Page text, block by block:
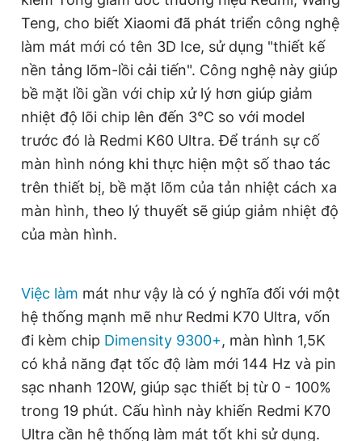
Giấy phép xuất bản số 110/GP - BTTTT cấp ngày 24.3.2020
© 2003-2026 Bản quyền thuộc về Báo Thanh Niên. Cấm sao
chép dưới mọi hình thức nếu không có sự chấp thuận bằng văn
bản. Phát triển bởi ePi Technologies, JSC.
Teng, cho biết Xiaomi đã phát triển công nghệ
làm mát mới có tên 3D Ice, sử dụng "thiết kế
nền tảng lõm-lồi cải tiến". Công nghệ này giúp
bề mặt lồi gần với chip xử lý hơn giúp giảm
nhiệt độ lõi chip lên đến 3°C so với model
trước đó là Redmi K60 Ultra. Để tránh sự cố
màn hình nóng khi thực hiện một số thao tác
trên thiết bị, bề mặt lõm của tản nhiệt cách xa
màn hình, theo lý thuyết sẽ giúp giảm nhiệt độ
của màn hình.
Việc làm mát như vậy là có ý nghĩa đối với một
hệ thống mạnh mẽ như Redmi K70 Ultra, vốn
đi kèm chip Dimensity 9300+, màn hình 1,5K
có khả năng đạt tốc độ làm mới 144 Hz và pin
sạc nhanh 120W, giúp sạc thiết bị từ 0 - 100%
trong 19 phút. Cấu hình này khiến Redmi K70
Ultra cần hệ thống làm mát tốt khi sử dụng.